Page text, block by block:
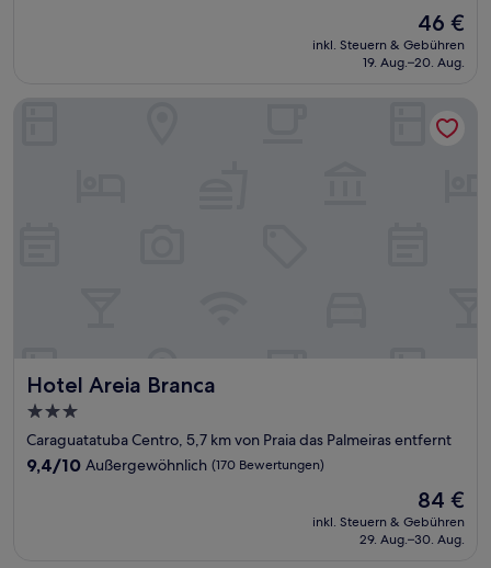
Bewertungen)
Der
Preis
beträgt
46 €
inkl. Steuern & Gebühren
19. Aug.–20. Aug.
Hotel Areia Branca
Hotel Areia Branca
3.0-
Sterne-
Unterkunft
Caraguatatuba Centro, 5,7 km von Praia das Palmeiras entfernt
9.4
9,4/10 Außergewöhnlich (170 Bewertungen)
Der
Preis
beträgt
84 €
inkl. Steuern & Gebühren
29. Aug.–30. Aug.
Hotel Areia Branca